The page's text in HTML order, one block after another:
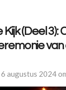
Kijk (Deel
augustus 2024